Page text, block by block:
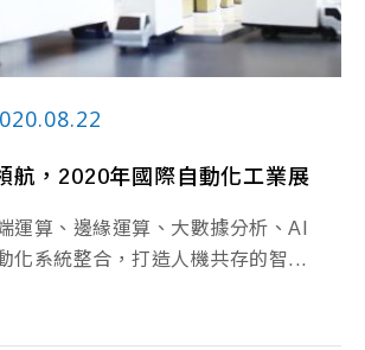
航，2020年國際自動化工業展
運算、邊緣運算、大數據分析、AI
化系統整合，打造人機共存的智...